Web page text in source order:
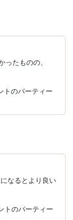
ったものの、
のパーティー
なるとより良い
トのパーティー